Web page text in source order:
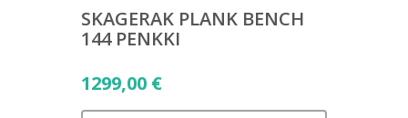
SKAGERAK PLANK BENCH
144 PENKKI
1299,00 €